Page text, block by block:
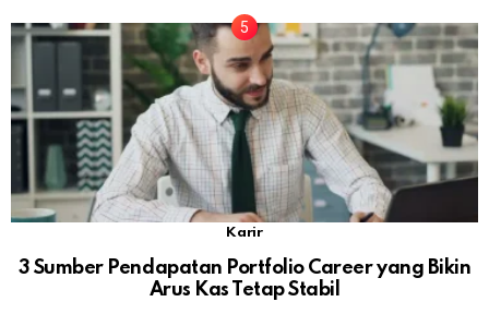
Karir
3 Sumber Pendapatan Portfolio Career yang Bikin
Arus Kas Tetap Stabil